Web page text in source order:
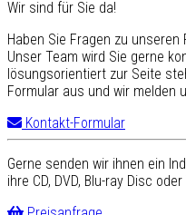
Wir sind für Sie da!
Haben Sie Fragen zu
Unser Team wird Sie gerne
lösungsorientiert zur Seite
Formular aus und wir melden
Kontakt-Formular
Gerne senden wir ihnen ein
ihre CD, DVD, Blu-ray Disc